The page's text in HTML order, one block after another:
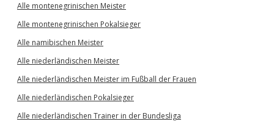
Alle montenegrinischen Meister
Alle montenegrinischen Pokalsieger
Alle namibischen Meister
Alle niederländischen Meister
Alle niederländischen Meister im Fußball der Frauen
Alle niederländischen Pokalsieger
Alle niederländischen Trainer in der Bundesliga